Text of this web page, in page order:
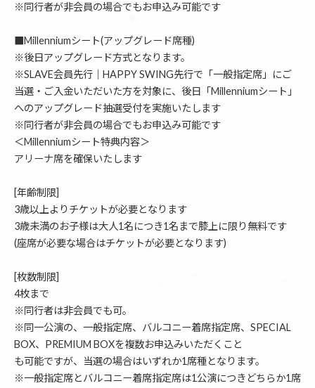
※同行者が非会員の場合でもお申込み可能です
■Millenniumシート(アップグレード席種)
※後日アップグレード方式となります。
※SLAVE会員先行｜HAPPY SWING先行で「一般指定席」にご
当選・ご入金いただいた方を対象に、後日「Millenniumシート」
へのアップグレード抽選受付を実施いたします
※同行者が非会員の場合でもお申込み可能です
＜Millenniumシート特典内容＞
アリーナ席を確保いたします
[年齢制限]
3歳以上よりチケットが必要となります
3歳未満のお子様は大人1名につき1名まで膝上に限り無料です
(座席が必要な場合はチケットが必要となります)
[枚数制限]
4枚まで
※同行者は非会員でも可。
※同一公演の、一般指定席、バルコニー着席指定席、SPECIAL
BOX、PREMIUM BOXを複数お申込みいただくこと
も可能ですが、当選の場合はいずれか1席種となります。
※一般指定席とバルコニー着席指定席は1公演につきどちらか1席